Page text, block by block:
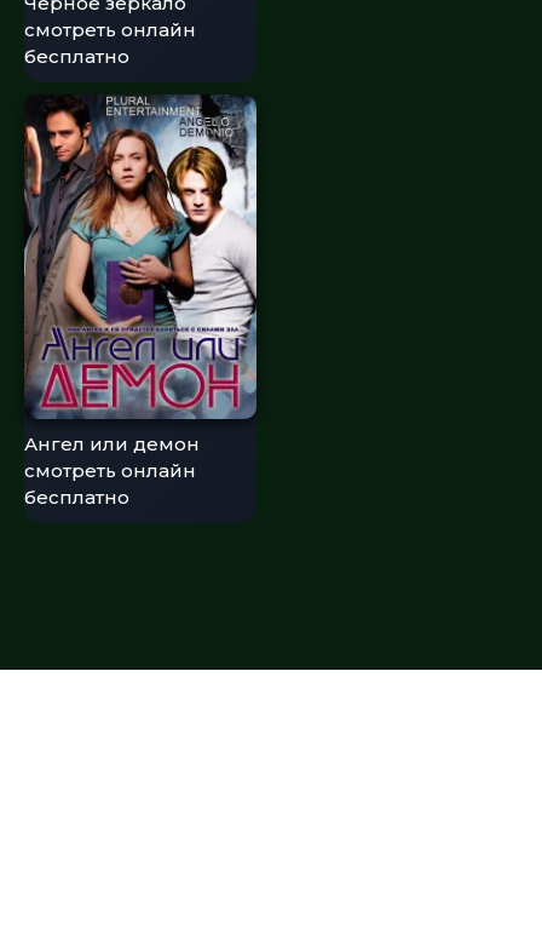
смотреть онлайн
бесплатно
Ангел или демон
смотреть онлайн
бесплатно